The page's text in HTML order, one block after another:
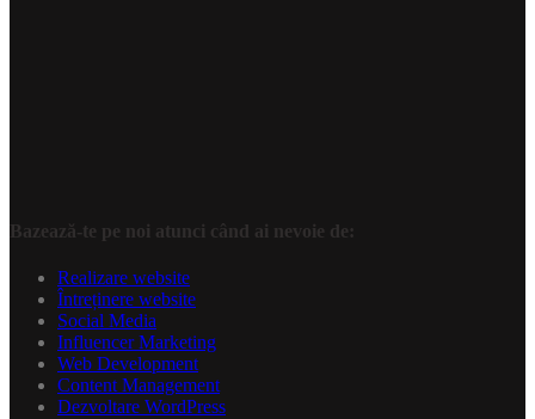
Bazează-te pe noi atunci când ai nevoie de:
Realizare website
Întreținere website
Social Media
Influencer Marketing
Web Development
Content Management
Dezvoltare WordPress